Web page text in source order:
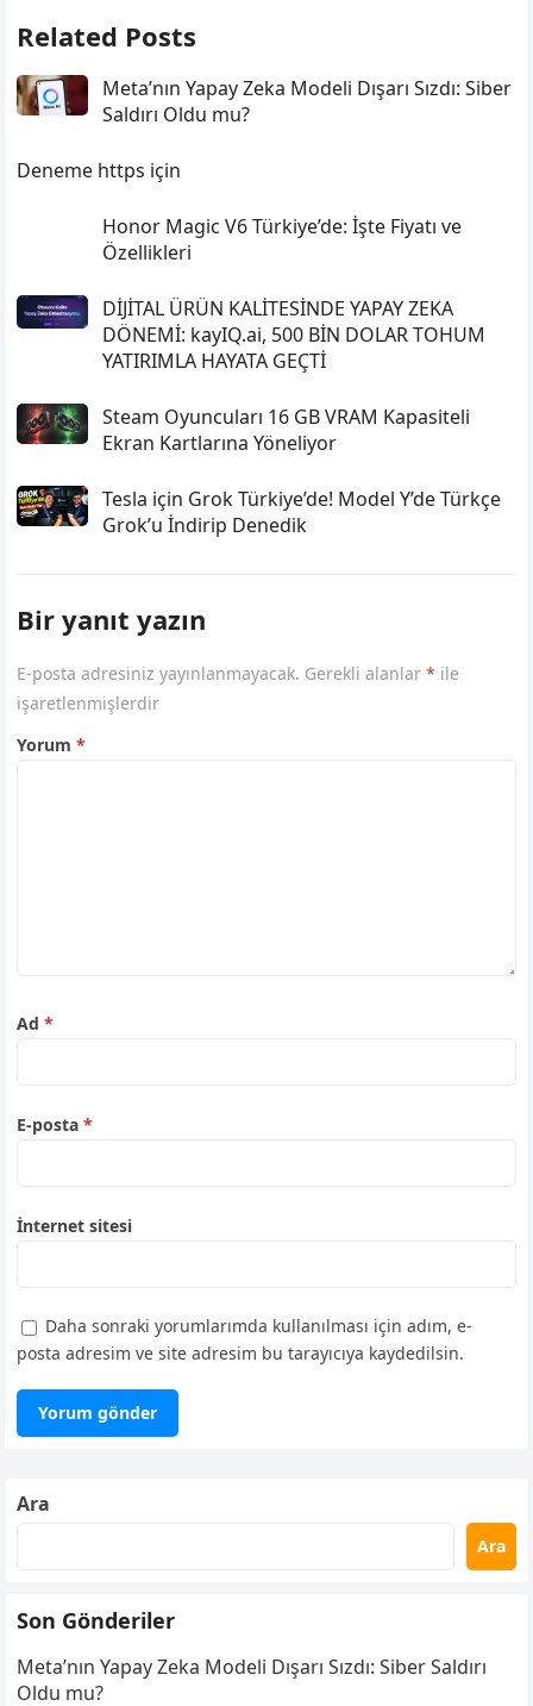
Related Posts
Meta’nın Yapay Zeka Modeli Dışarı Sızdı: Siber
Saldırı Oldu mu?
Deneme https için
Honor Magic V6 Türkiye’de: İşte Fiyatı ve
Özellikleri
DİJİTAL ÜRÜN KALİTESİNDE YAPAY ZEKA
DÖNEMİ: kayIQ.ai, 500 BİN DOLAR TOHUM
YATIRIMLA HAYATA GEÇTİ
Steam Oyuncuları 16 GB VRAM Kapasiteli
Ekran Kartlarına Yöneliyor
Tesla için Grok Türkiye’de! Model Y’de Türkçe
Grok’u İndirip Denedik
Bir yanıt yazın
E-posta adresiniz yayınlanmayacak. Gerekli alanlar* ile
işaretlenmişlerdir
Yorum*
Ad*
E-posta*
İnternet sitesi
Daha sonraki yorumlarımda kullanılması için adım, e-
posta adresim ve site adresim bu tarayıcıya kaydedilsin.
Ara
Ara
Son Gönderiler
Meta’nın Yapay Zeka Modeli Dışarı Sızdı: Siber Saldırı
Oldu mu?